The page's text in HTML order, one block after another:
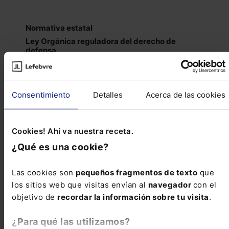
Consentimiento Detalles Acerca de las cookies
Cookies! Ahí va nuestra receta.
¿Qué es una cookie?
Las cookies son pequeños fragmentos de texto que
los sitios web que visitas envían al navegador con el
objetivo de recordar la información sobre tu visita.
¿Para qué las utilizamos?
Normativa estatal
Ley Orgánica reguladora del derecho de
defensa
BOE 275/2024 de 14 de Noviembre de 2024
Normatíva autonómica-Baleares
Reseñas de jurisprudencia